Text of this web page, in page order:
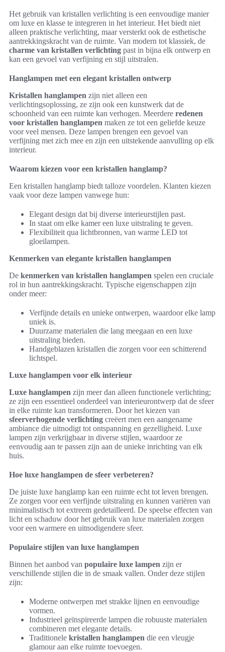
Het gebruik van kristallen verlichting is een eenvoudige manier
om luxe en klasse te integreren in het interieur. Het biedt niet
alleen praktische verlichting, maar versterkt ook de esthetische
aantrekkingskracht van de ruimte. Van modern tot klassiek, de
charme van kristallen verlichting past in bijna elk ontwerp en
kan een gevoel van verfijning en stijl uitstralen.
Hanglampen met een elegant kristallen ontwerp
Kristallen hanglampen zijn niet alleen een
verlichtingsoplossing, ze zijn ook een kunstwerk dat de
schoonheid van een ruimte kan verhogen. Meerdere redenen
voor kristallen hanglampen maken ze tot een geliefde keuze
voor veel mensen. Deze lampen brengen een gevoel van
verfijning met zich mee en zijn een uitstekende aanvulling op elk
interieur.
Waarom kiezen voor een kristallen hanglamp?
Een kristallen hanglamp biedt talloze voordelen. Klanten kiezen
vaak voor deze lampen vanwege hun:
Elegant design dat bij diverse interieurstijlen past.
In staat om elke kamer een luxe uitstraling te geven.
Flexibiliteit qua lichtbronnen, van warme LED tot
gloeilampen.
Kenmerken van elegante kristallen hanglampen
De kenmerken van kristallen hanglampen spelen een cruciale
rol in hun aantrekkingskracht. Typische eigenschappen zijn
onder meer:
Verfijnde details en unieke ontwerpen, waardoor elke lamp
uniek is.
Duurzame materialen die lang meegaan en een luxe
uitstraling bieden.
Handgeblazen kristallen die zorgen voor een schitterend
lichtspel.
Luxe hanglampen voor elk interieur
Luxe hanglampen zijn meer dan alleen functionele verlichting;
ze zijn een essentieel onderdeel van interieurontwerp dat de sfeer
in elke ruimte kan transformeren. Door het kiezen van
sfeerverhogende verlichting creëert men een aangename
ambiance die uitnodigt tot ontspanning en gezelligheid. Luxe
lampen zijn verkrijgbaar in diverse stijlen, waardoor ze
eenvoudig aan te passen zijn aan de unieke inrichting van elk
huis.
Hoe luxe hanglampen de sfeer verbeteren?
De juiste luxe hanglamp kan een ruimte echt tot leven brengen.
Ze zorgen voor een verfijnde uitstraling en kunnen variëren van
minimalistisch tot extreem gedetailleerd. De speelse effecten van
licht en schaduw door het gebruik van luxe materialen zorgen
voor een warmere en uitnodigendere sfeer.
Populaire stijlen van luxe hanglampen
Binnen het aanbod van populaire luxe lampen zijn er
verschillende stijlen die in de smaak vallen. Onder deze stijlen
zijn:
Moderne ontwerpen met strakke lijnen en eenvoudige
vormen.
Industrieel geïnspireerde lampen die robuuste materialen
combineren met elegante details.
Traditionele kristallen hanglampen die een vleugje
glamour aan elke ruimte toevoegen.